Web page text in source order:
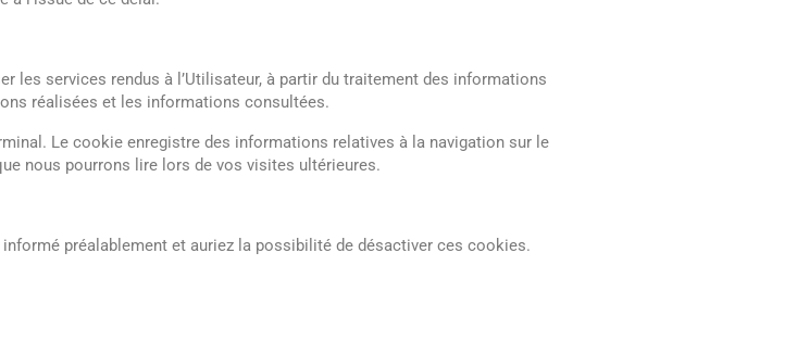
services rendus à l’Utilisateur, à partir du traitement des informations
réalisées et les informations consultées.
Le cookie enregistre des informations relatives à la navigation sur le
nous pourrons lire lors de vos visites ultérieures.
préalablement et auriez la possibilité de désactiver ces cookies.